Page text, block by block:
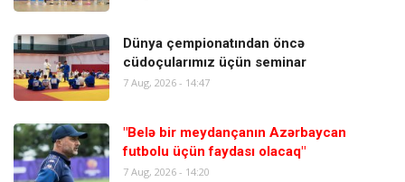
Dünya çempionatından öncə
cüdoçularımız üçün seminar
7 Aug, 2026 - 14:47
"Belə bir meydançanın Azərbaycan
futbolu üçün faydası olacaq"
7 Aug, 2026 - 14:20